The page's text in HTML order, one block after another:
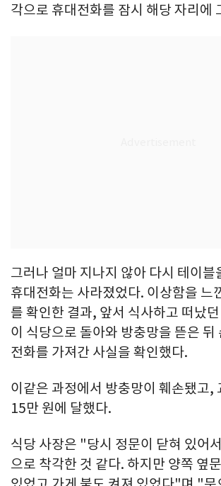
각으로 휴대전화를 잠시 해당 자리에
그러나 얼마 지나지 않아 다시 테이블
휴대전화는 사라졌었다. 이상함을 느
를 확인한 결과, 앞서 식사하고 떠났
이 식당으로 돌아와 방충망을 뜯은 뒤
전화를 가져간 사실을 확인했다.
이같은 과정에서 방충망이 훼손됐고,
15만 원에 달했다.
식당 사장은 "당시 정문이 닫혀 있어
으로 착각한 것 같다. 하지만 양쪽 옆